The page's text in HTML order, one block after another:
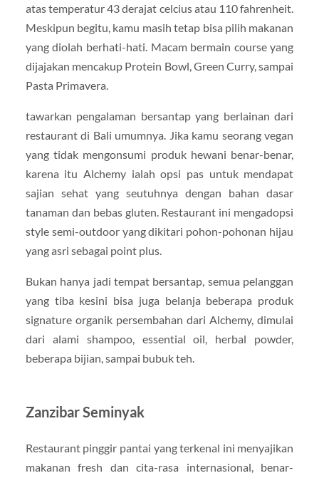
atas temperatur 43 derajat celcius atau 110 fahrenheit.
Meskipun begitu, kamu masih tetap bisa pilih makanan
yang diolah berhati-hati. Macam bermain course yang
dijajakan mencakup Protein Bowl, Green Curry, sampai
Pasta Primavera.
tawarkan pengalaman bersantap yang berlainan dari
restaurant di Bali umumnya. Jika kamu seorang vegan
yang tidak mengonsumi produk hewani benar-benar,
karena itu Alchemy ialah opsi pas untuk mendapat
sajian sehat yang seutuhnya dengan bahan dasar
tanaman dan bebas gluten. Restaurant ini mengadopsi
style semi-outdoor yang dikitari pohon-pohonan hijau
yang asri sebagai point plus.
Bukan hanya jadi tempat bersantap, semua pelanggan
yang tiba kesini bisa juga belanja beberapa produk
signature organik persembahan dari Alchemy, dimulai
dari alami shampoo, essential oil, herbal powder,
beberapa bijian, sampai bubuk teh.
Zanzibar Seminyak
Restaurant pinggir pantai yang terkenal ini menyajikan
makanan fresh dan cita-rasa internasional, benar-